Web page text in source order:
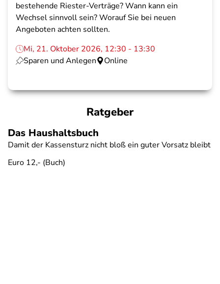
bestehende Riester-Verträge? Wann kann ein
Wechsel sinnvoll sein? Worauf Sie bei neuen
Angeboten achten sollten.
Mi, 21. Oktober 2026, 12:30 - 13:30
Sparen und Anlegen
Online
Ratgeber
Das Haushaltsbuch
Damit der Kassensturz nicht bloß ein guter Vorsatz bleibt
Euro 12,- (Buch)